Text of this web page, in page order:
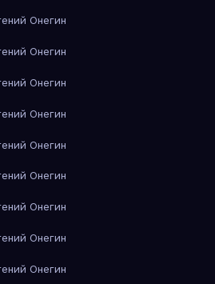
Онегин
Онегин
Онегин
Онегин
Онегин
Онегин
Онегин
Онегин
Онегин